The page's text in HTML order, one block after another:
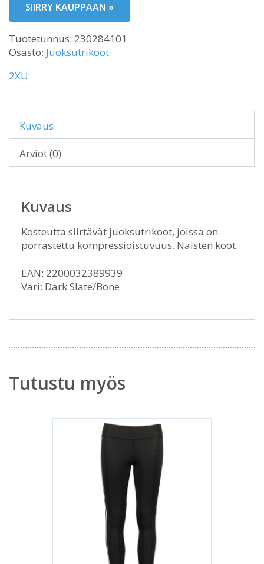
SIIRRY KAUPPAAN »
Tuotetunnus: 230284101
Osasto: Juoksutrikoot
2XU
Kuvaus
Arviot (0)
Kuvaus
Kosteutta siirtävät juoksutrikoot, joissa on
porrastettu kompressioistuvuus. Naisten koot.
EAN: 2200032389939
Väri: Dark Slate/Bone
Tutustu myös